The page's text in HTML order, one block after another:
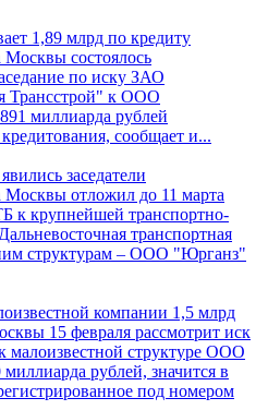
1,89 млрд по кредиту
состоялось
по иску ЗАО
Трансстрой" к ООО
миллиарда рублей
сообщает и...
заседатели
отложил до 11 марта
к крупнейшей транспортно-
транспортная
структурам – ООО "Юрганз"
компании 1,5 млрд
15 февраля рассмотрит иск
структуре ООО
рублей, значится в
под номером